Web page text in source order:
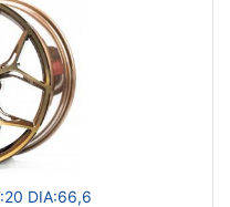
DIA:66,6